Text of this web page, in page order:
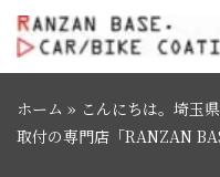
コ
テ
ン
ホーム » こんにちは。埼玉
取付の専門店「RANZAN